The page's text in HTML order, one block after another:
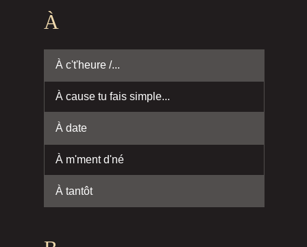
À
À c't'heure /...
À cause tu fais simple...
À date
À m'ment d'né
À tantôt